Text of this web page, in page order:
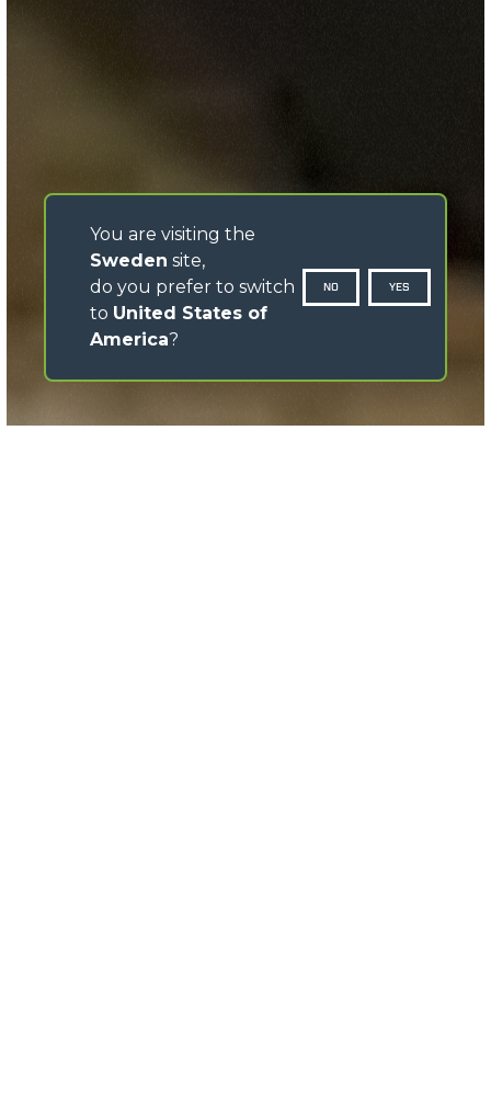
You are visiting the
Sweden site,
do you prefer to switch
to United States of
America?
NO YES